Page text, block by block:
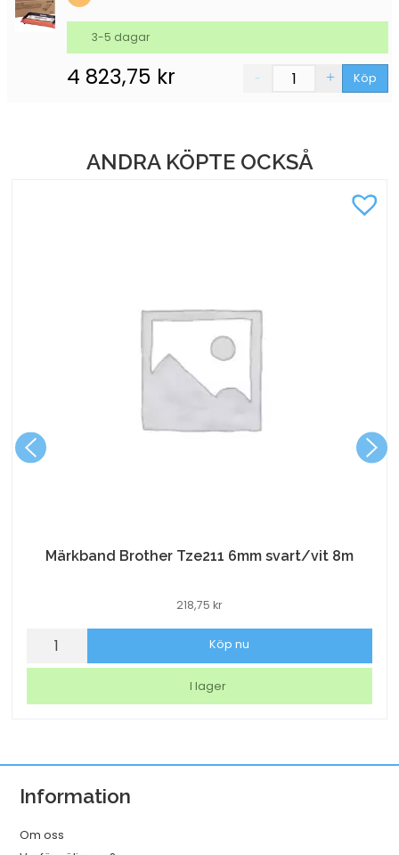
4 823,75 kr Köp
3-5 dagar
ANDRA KÖPTE OCKSÅ
Märkband Brother Tze211 6mm svart/vit 8m
218,75 kr
Märkband
6mm
mängd
Köp nu
I lager
Information
Om oss